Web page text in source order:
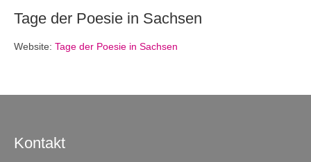
Tage der Poesie in Sachsen
Website: Tage der Poesie in Sachsen
Kontakt